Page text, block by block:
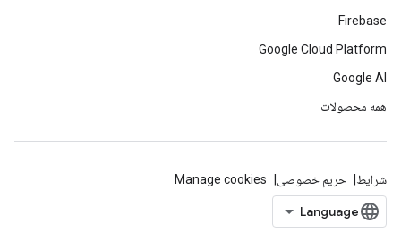
Firebase
Google Cloud Platform
Google AI
همه محصولات
شرایط حریم خصوصی Manage cookies